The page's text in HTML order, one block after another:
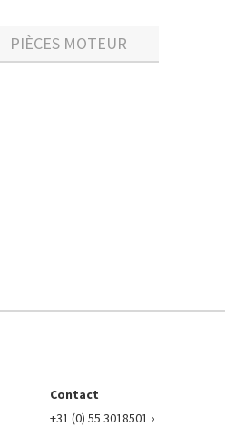
PIÈCES MOTEUR
Contact
+31 (0) 55 3018501